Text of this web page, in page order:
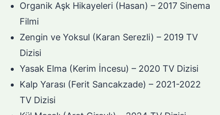
Organik Aşk Hikayeleri (Hasan) – 2017 Sinema
Filmi
Zengin ve Yoksul (Karan Serezli) – 2019 TV
Dizisi
Yasak Elma (Kerim İncesu) – 2020 TV Dizisi
Kalp Yarası (Ferit Sancakzade) – 2021-2022
TV Dizisi